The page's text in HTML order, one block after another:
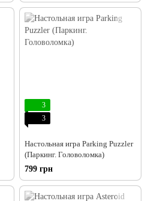
3
3
Настольная игра Parking Puzzler
(Паркинг. Головоломка)
799 грн